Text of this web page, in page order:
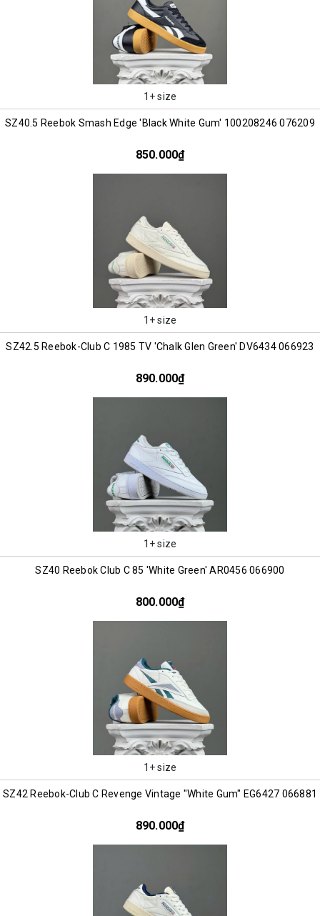
1+ size
SZ40.5 Reebok Smash Edge 'Black White Gum' 100208246 076209
850.000₫
1+ size
SZ42.5 Reebok-Club C 1985 TV 'Chalk Glen Green' DV6434 066923
890.000₫
1+ size
SZ40 Reebok Club C 85 'White Green' AR0456 066900
800.000₫
1+ size
SZ42 Reebok-Club C Revenge Vintage "White Gum" EG6427 066881
890.000₫